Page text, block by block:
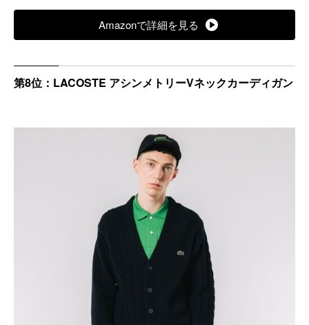
Amazonで詳細を見る
第8位：LACOSTE アシンメトリーVネックカーディガン